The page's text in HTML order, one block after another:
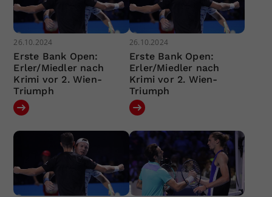
26.10.2024
Erste Bank Open:
Erler/Miedler nach
Krimi vor 2. Wien-
Triumph
26.10.2024
Erste Bank Open:
Erler/Miedler nach
Krimi vor 2. Wien-
Triumph